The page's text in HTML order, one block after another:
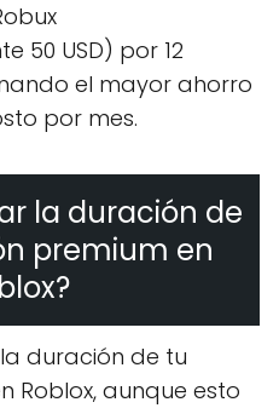
50 USD) por 12
el mayor ahorro
por mes.
la duración de
premium en
duración de tu
Roblox, aunque esto